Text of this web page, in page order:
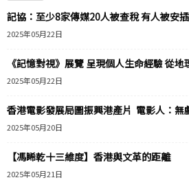
記協：至少8家傳媒20人被查稅 有人被安
2025年05月22日
《記憶對視》展覽 呈現個人生命經驗 從
2025年05月22日
香港電影發展局圖振興港產片 電影人：無
2025年05月20日
【馮睎乾十三維度】香港與文革的距離
2025年05月21日